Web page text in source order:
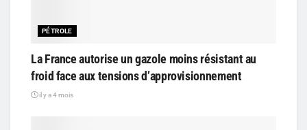
PÉTROLE
La France autorise un gazole moins résistant au
froid face aux tensions d’approvisionnement
il y a 4 mois